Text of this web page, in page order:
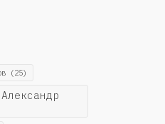
(25)